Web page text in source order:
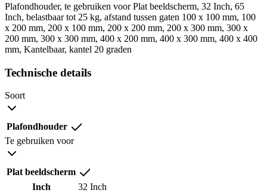
Plafondhouder, te gebruiken voor Plat beeldscherm, 32 Inch, 65
Inch, belastbaar tot 25 kg, afstand tussen gaten 100 x 100 mm, 100
x 200 mm, 200 x 100 mm, 200 x 200 mm, 200 x 300 mm, 300 x
200 mm, 300 x 300 mm, 400 x 200 mm, 400 x 300 mm, 400 x 400
mm, Kantelbaar, kantel 20 graden
Technische details
Soort
Plafondhouder
Te gebruiken voor
Plat beeldscherm
Inch
32 Inch